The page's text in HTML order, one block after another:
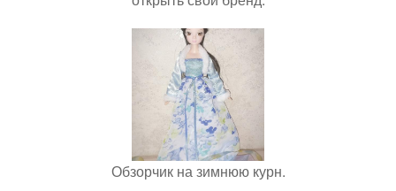
Обзорчик на зимнюю курн.